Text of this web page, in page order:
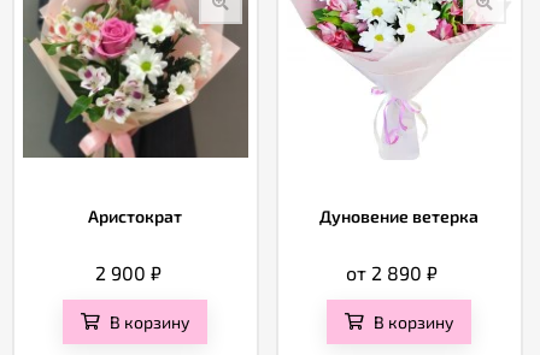
Аристократ
2 900 ₽
В корзину
Дуновение ветерка
от 2 890₽
В корзину